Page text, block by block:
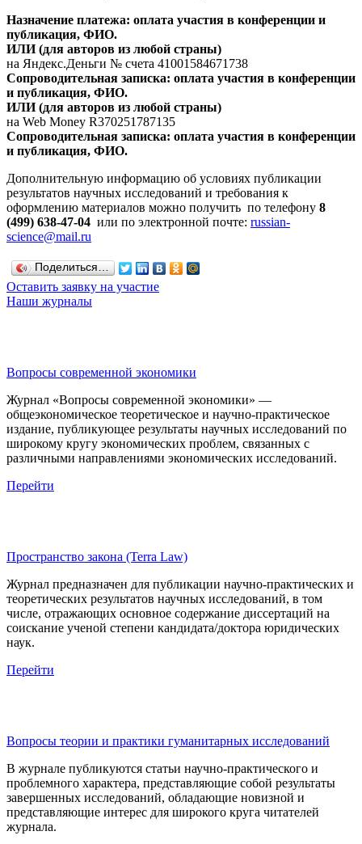
Назначение платежа: оплата участия в конференции и
публикация, ФИО.
ИЛИ (для авторов из любой страны)
на Яндекс.Деньги № счета 41001584671738
Сопроводительная записка: оплата участия в конференции
и публикация, ФИО.
ИЛИ (для авторов из любой страны)
на Web Money R370251787135
Сопроводительная записка: оплата участия в конференции
и публикация, ФИО.
Дополнительную информацию об условиях публикации
результатов научных исследований и требования к
оформлению материалов можно получить по телефону 8
(499) 638-47-04 или по электронной почте: russian-
science@mail.ru
Поделиться…
Оставить заявку на участие
Наши журналы
Вопросы современной экономики
Журнал «Вопросы современной экономики» —
общеэкономическое теоретическое и научно-практическое
издание, публикующее результаты научных исследований по
широкому кругу экономических проблем, связанных с
различными направлениями экономических исследований.
Перейти
Пространство закона (Terra Law)
Журнал предназначен для публикации научно-практических и
теоретических результатов научных исследований, в том
числе, отражающих основное содержание диссертаций на
соискание ученой степени кандидата/доктора юридических
наук.
Перейти
Вопросы теории и практики гуманитарных исследований
В журнале публикуются статьи научно-практического и
проблемного характера, представляющие собой результаты
завершенных исследований, обладающие новизной и
представляющие интерес для широкого круга читателей
журнала.